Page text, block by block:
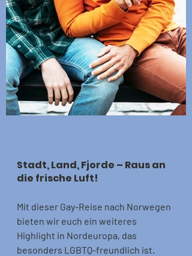
Stadt, Land, Fjorde – Raus an
die frische Luft!
Mit dieser Gay-Reise nach Norwegen
bieten wir euch ein weiteres
Highlight in Nordeuropa, das
besonders LGBTQ-freundlich ist.